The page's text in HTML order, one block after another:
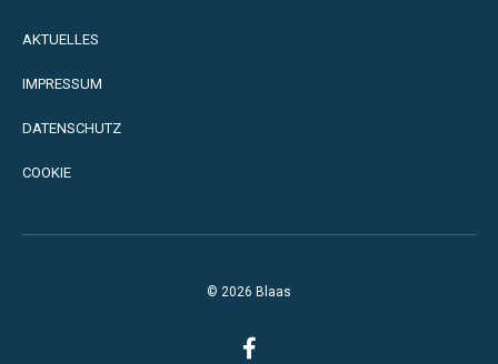
AKTUELLES
IMPRESSUM
DATENSCHUTZ
COOKIE
© 2026 Blaas